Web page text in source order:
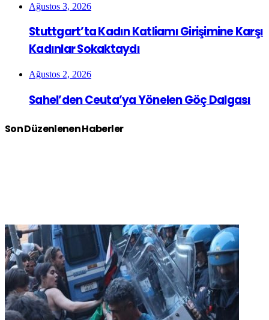
Ağustos 3, 2026
Stuttgart’ta Kadın Katliamı Girişimine Karşı
Kadınlar Sokaktaydı
Ağustos 2, 2026
Sahel’den Ceuta’ya Yönelen Göç Dalgası
Son Düzenlenen Haberler